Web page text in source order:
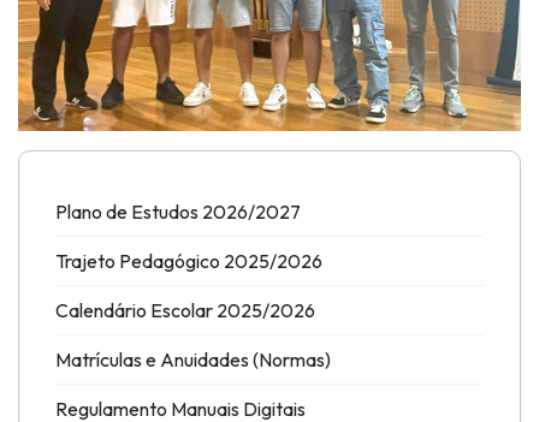
Plano de Estudos 2026/2027
Trajeto Pedagógico 2025/2026
Calendário Escolar 2025/2026
Matrículas e Anuidades (Normas)
Regulamento Manuais Digitais